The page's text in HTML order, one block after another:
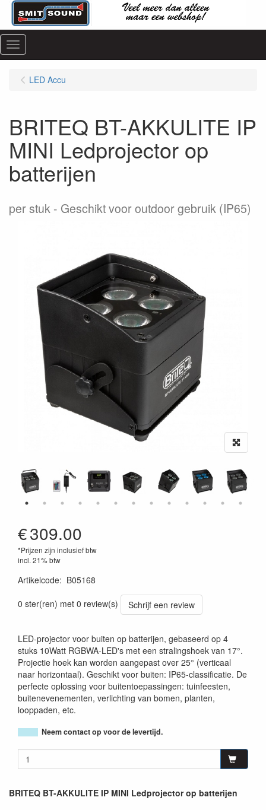
Menu
LED Accu
BRITEQ BT-AKKULITE IP
MINI Ledprojector op
batterijen
per stuk Geschikt voor outdoor gebruik (IP65)
€309.00
*Prijzen zijn inclusief btw
incl. 21% btw
Artikelcode: B05168
0 ster(ren) met 0 review(s)
Schrijf een review
LED-projector voor buiten op batterijen, gebaseerd op 4
stuks 10Watt RGBWA-LED's met een stralingshoek van 17°.
Projectie hoek kan worden aangepast over 25° (verticaal
naar horizontaal). Geschikt voor buiten: IP65-classificatie. De
perfecte oplossing voor buitentoepassingen: tuinfeesten,
buitenevenementen, verlichting van bomen, planten,
looppaden, etc.
Neem contact op voor de levertijd.
BRITEQ BT-AKKULITE IP MINI Ledprojector op batterijen